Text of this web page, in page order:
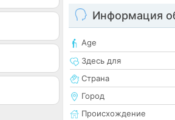
Информация
Age
Здесь для
Страна
Город
Происхождение